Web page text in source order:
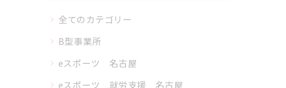
全てのカテゴリー
B型事業所
eスポーツ 名古屋
eスポーツ 就労支援 名古屋